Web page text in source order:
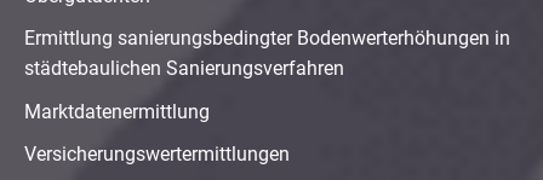
Ermittlung sanierungsbedingter Bodenwerterhöhungen in
städtebaulichen Sanierungsverfahren
Marktdatenermittlung
Versicherungswertermittlungen